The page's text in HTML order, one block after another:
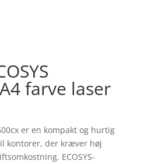
farve laser
er en kompakt og hurtig
kontorer, der kræver høj
ECOSYS-